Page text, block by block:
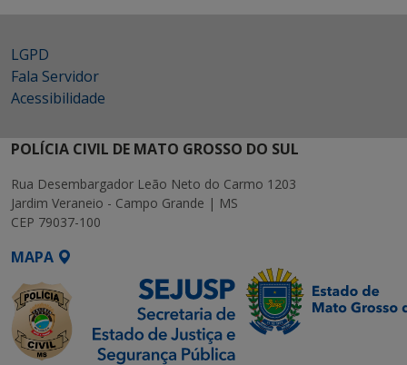
LGPD
Fala Servidor
Acessibilidade
POLÍCIA CIVIL DE MATO GROSSO DO SUL
Rua Desembargador Leão Neto do Carmo 1203
Jardim Veraneio - Campo Grande | MS
CEP 79037-100
MAPA